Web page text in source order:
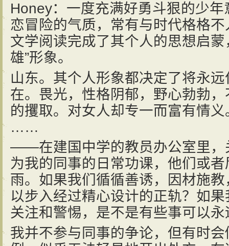
Honey：一度充满好勇斗狠的少
恋冒险的气质，常有与时代格格
文学阅读完成了其个人的思想启
雄”形象。
山东。其个人形象都决定了将永
在。畏光，性格阴郁，野心勃勃
的攫取。对女人却专一而富有情义
……
——在建国中学的教员办公室里，
为我的同事的日常功课，他们或
雨。如果我们循循善诱，因材施
以步入经过精心设计的正轨？如
关注和警惕，是不是有些事可以
我并不参与同事的争论，但有时